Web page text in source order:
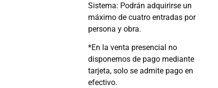
Sistema: Podrán adquirirse un
máximo de cuatro entradas por
persona y obra.
*En la venta presencial no
disponemos de pago mediante
tarjeta, solo se admite pago en
efectivo.